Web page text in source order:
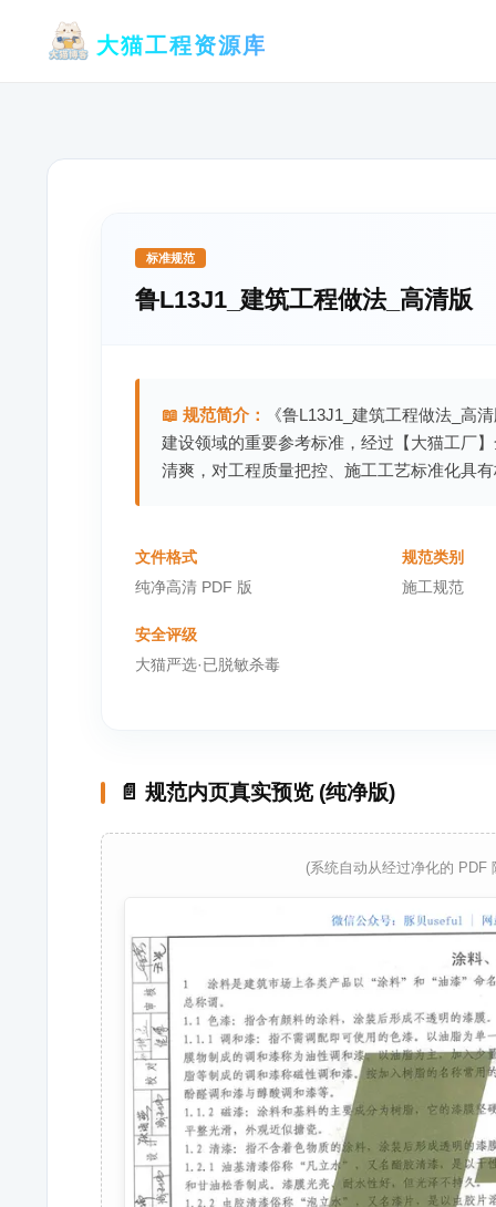
大猫工程资源库
标准规范
鲁L13J1_建筑工程做法_高清版
📖 规范简介：
《鲁L13J1_建筑工程做法_高
建设领域的重要参考标准，经过【大猫工厂
清爽，对工程质量把控、施工工艺标准化具
文件格式
纯净高清 PDF 版
规范类别
施工规范
安全评级
大猫严选·已脱敏杀毒
📄 规范内页真实预览 (纯净版)
(系统自动从经过净化的 PDF